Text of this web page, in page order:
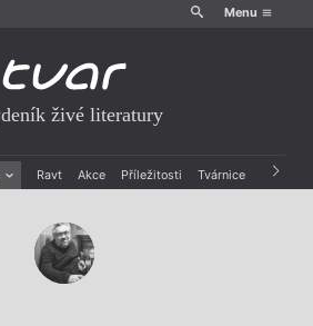
Menu
živé literatury
Ravt Akce Příležitosti Tvárnice Archiv